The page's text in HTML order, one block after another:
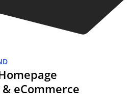
& eCommerce